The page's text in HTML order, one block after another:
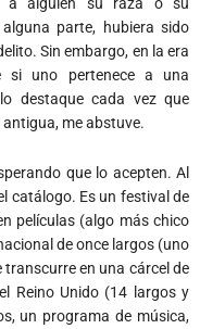
parte, hubiera sido
Sin embargo, en la era
si uno pertenece a una
destaque cada vez que
me abstuve.
que lo acepten. Al
catálogo. Es un festival de
películas (algo más chico
de once largos (uno
transcurre en una cárcel de
Reino Unido (14 largos y
un programa de música,